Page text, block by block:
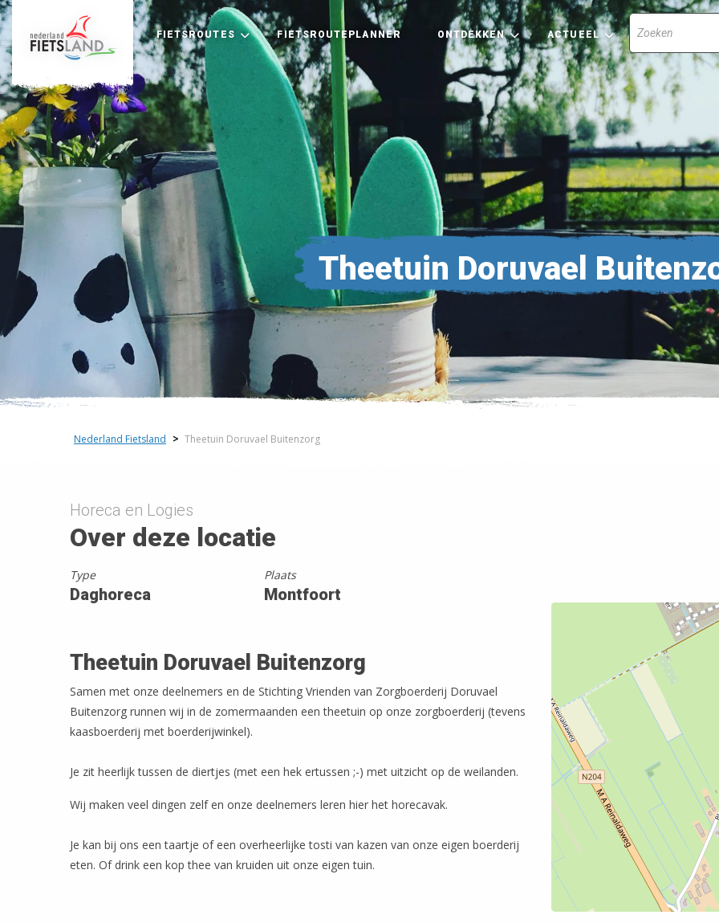
FIETSROUTES FIETSROUTEPLANNER ONTDEKKEN ACTUEEL
Theetuin Doruvael
Nederland Fietsland > Theetuin Doruvael Buitenzorg
Horeca en Logies
Over deze locatie
Type
Daghoreca
Plaats
Montfoort
Theetuin Doruvael Buitenzorg
Samen met onze deelnemers en de Stichting Vrienden van Zorgboerderij Doruvael
Buitenzorg runnen wij in de zomermaanden een theetuin op onze zorgboerderij (tevens
kaasboerderij met boerderijwinkel).
Je zit heerlijk tussen de diertjes (met een hek ertussen ;-) met uitzicht op de weilanden.
Wij maken veel dingen zelf en onze deelnemers leren hier het horecavak.
Je kan bij ons een taartje of een overheerlijke tosti van kazen van onze eigen boerderij
eten. Of drink een kop thee van kruiden uit onze eigen tuin.
+